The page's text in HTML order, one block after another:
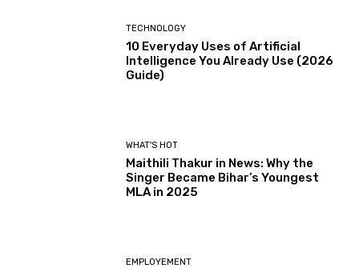
TECHNOLOGY
10 Everyday Uses of Artificial
Intelligence You Already Use (2026
Guide)
WHAT'S HOT
Maithili Thakur in News: Why the
Singer Became Bihar’s Youngest
MLA in 2025
EMPLOYEMENT